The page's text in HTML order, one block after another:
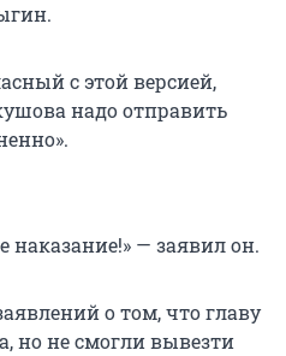
с этой версией,
надо отправить
наказание!» — заявил он.
о том, что главу
но не смогли вывезти